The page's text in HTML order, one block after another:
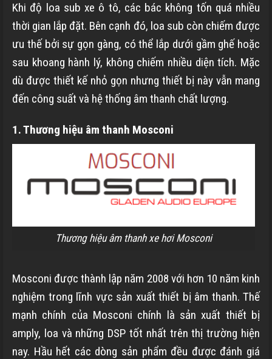
Khi độ loa sub xe ô tô, các bác không tốn quá nhiều
thời gian lắp đặt. Bên cạnh đó, loa sub còn chiếm được
ưu thế bởi sự gọn gàng, có thể lắp dưới gầm ghế hoặc
sau khoang hành lý, không chiếm nhiều diện tích. Mặc
dù được thiết kế nhỏ gọn nhưng thiết bị này vẫn mang
đến công suất và hệ thống âm thanh chất lượng.
1. Thương hiệu âm thanh Mosconi
Thương hiệu âm thanh xe hơi Mosconi
Mosconi được thành lập năm 2008 với hơn 10 năm kinh
nghiệm trong lĩnh vực sản xuất thiết bị âm thanh. Thế
mạnh chính của Mosconi chính là sản xuất thiết bị
amply, loa và những DSP tốt nhất trên thị trường hiện
nay. Hầu hết các dòng sản phẩm đều được đánh giá